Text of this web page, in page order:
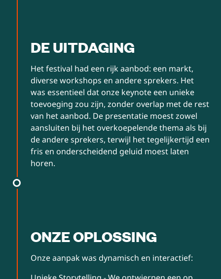
DE UITDAGING
Het festival had een rijk aanbod: een markt,
diverse workshops en andere sprekers. Het
was essentieel dat onze keynote een unieke
toevoeging zou zijn, zonder overlap met de rest
van het aanbod. De presentatie moest zowel
aansluiten bij het overkoepelende thema als bij
de andere sprekers, terwijl het tegelijkertijd een
fris en onderscheidend geluid moest laten
horen.
ONZE OPLOSSING
Onze aanpak was dynamisch en interactief: